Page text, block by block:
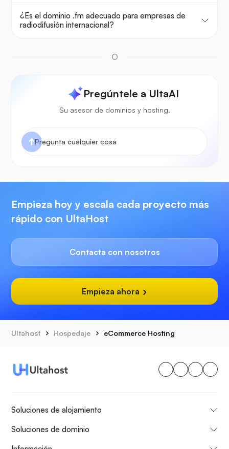
¿Es el dominio .fm adecuado para empresas de
radiodifusión internacional?
O
Pregúntele a UltaAI
Su asesor de dominios y hosting.
Empieza hoy y escala cada proyecto más
rápido con UltaHost
Contacta con nosotros
Empieza ahora
Ultahost Hospedaje eCommerce Hosting
Soluciones de alojamiento
Soluciones de dominio